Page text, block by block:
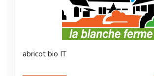
abricot bio IT